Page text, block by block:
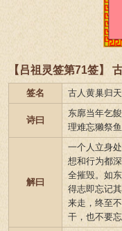
【吕祖灵签第71签】
签名 古人黄巢归天
诗曰
东廓当年乞
理难忘獭祭鱼
解曰
一个人立身
想和行为都
全摧毁。如
得志即忘记
来走，终至
干，也不要